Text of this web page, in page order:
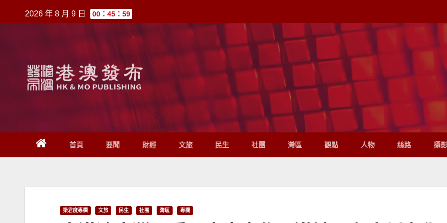
至
2026 年 8 月 9 日 00：45：59
首頁 要聞 財經 文旅 民生 社團 灣區 觀點 人物 絲路 攝
梁君度專欄 文旅 民生 社團 灣區 專欄